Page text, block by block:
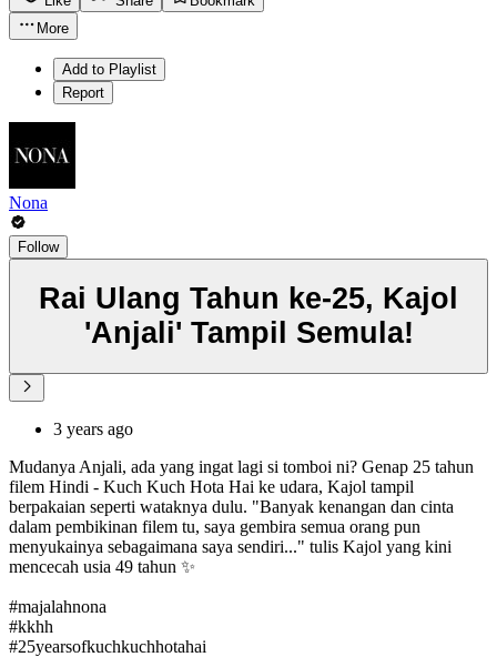
More
Add to Playlist
Report
Nona
Follow
Rai Ulang Tahun ke-25, Kajol
'Anjali' Tampil Semula!
3 years ago
Mudanya Anjali, ada yang ingat lagi si tomboi ni? Genap 25 tahun
filem Hindi - Kuch Kuch Hota Hai ke udara, Kajol tampil
berpakaian seperti wataknya dulu. "Banyak kenangan dan cinta
dalam pembikinan filem tu, saya gembira semua orang pun
menyukainya sebagaimana saya sendiri..." tulis Kajol yang kini
mencecah usia 49 tahun ✨
#majalahnona
#kkhh
#25yearsofkuchkuchhotahai